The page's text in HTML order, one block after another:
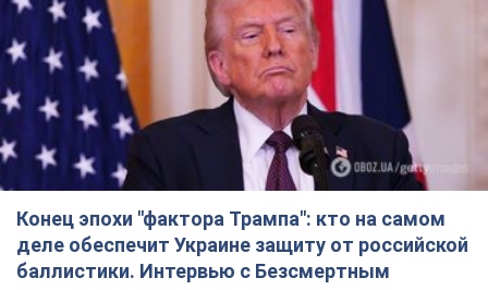
Конец эпохи "фактора Трампа": кто на самом
деле обеспечит Украине защиту от российской
баллистики. Интервью с Безсмертным